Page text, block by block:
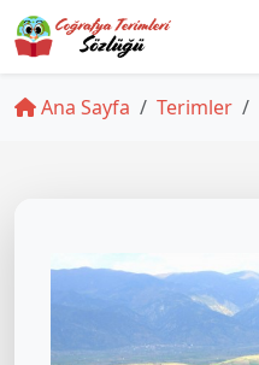
Ana Sayfa Terimler